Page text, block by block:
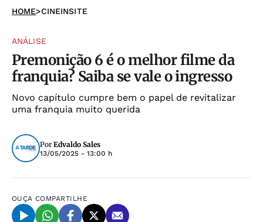
HOME>CINEINSITE
ANÁLISE
Premonição 6 é o melhor filme da
franquia? Saiba se vale o ingresso
Novo capítulo cumpre bem o papel de revitalizar
uma franquia muito querida
Por Edvaldo Sales
13/05/2025 - 13:00 h
OUÇA COMPARTILHE